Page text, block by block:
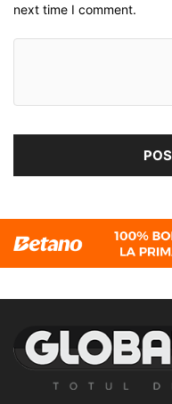
next time I comment.